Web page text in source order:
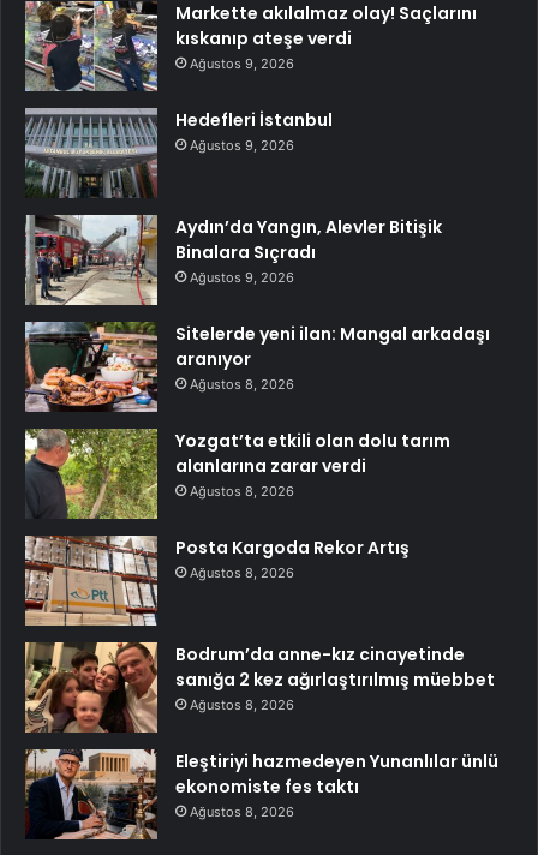
Markette akılalmaz olay! Saçlarını
kıskanıp ateşe verdi
Ağustos 9, 2026
Hedefleri İstanbul
Ağustos 9, 2026
Aydın’da Yangın, Alevler Bitişik
Binalara Sıçradı
Ağustos 9, 2026
Sitelerde yeni ilan: Mangal arkadaşı
aranıyor
Ağustos 8, 2026
Yozgat’ta etkili olan dolu tarım
alanlarına zarar verdi
Ağustos 8, 2026
Posta Kargoda Rekor Artış
Ağustos 8, 2026
Bodrum’da anne-kız cinayetinde
sanığa 2 kez ağırlaştırılmış müebbet
Ağustos 8, 2026
Eleştiriyi hazmedeyen Yunanlılar ünlü
ekonomiste fes taktı
Ağustos 8, 2026